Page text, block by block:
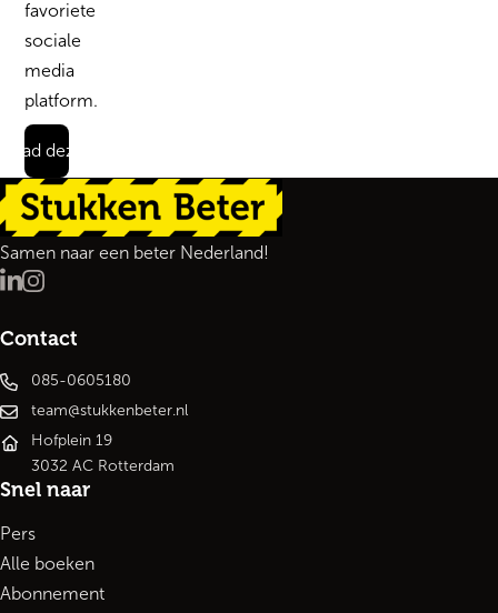
favoriete
sociale
media
platform.
deze quote
Terug naar de startpagina
Samen naar een beter Nederland!
LinkedIn
Instagram
Contact
085-0605180
team@stukkenbeter.nl
Hofplein 19
3032 AC Rotterdam
Snel naar
Pers
Alle boeken
Abonnement